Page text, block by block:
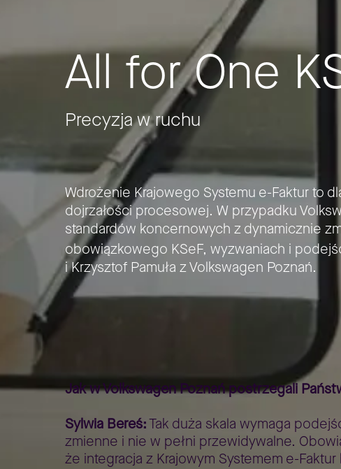
All for One
Precyzja w ruchu
Wdrożenie Krajowego Systemu e-Faktur to
dojrzałości procesowej. W przypadku
standardów koncernowych z dynamicznie
obowiązkowego KSeF, wyzwaniach i
i Krzysztof Pamuła z Volkswagen Poznań.
Lepszy Biznes – case studies>
Jak w Volkswagen Poznań postrzegali
Sylwia Bereś:Tak duża skala wymaga
zmienne i nie w pełni przewidywalne.
że integracja z Krajowym Systemem e-